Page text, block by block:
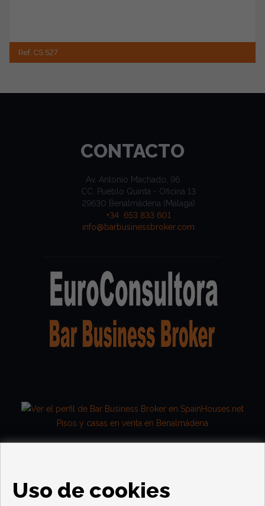
Ref. CS 527
CONTACTO
Av. Antonio Machado, 96
CC. Pueblo Quinta - Oficina 13
29630 Benalmádena (Málaga)
+34 653 833 601
info@barbusinessbroker.com
Pisos y casas en venta en Benalmádena
Uso de cookies